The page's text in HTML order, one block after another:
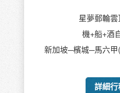
星夢郵輪
機+船+酒
新加坡─檳城─馬六
詳細行